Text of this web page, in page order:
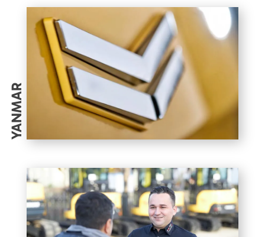
YANMAR